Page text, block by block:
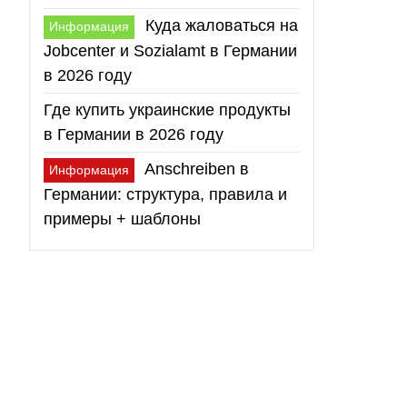
Информация
Куда жаловаться на
Jobcenter и Sozialamt в Германии
в 2026 году
Где купить украинские продукты
в Германии в 2026 году
Информация
Anschreiben в
Германии: структура, правила и
примеры + шаблоны